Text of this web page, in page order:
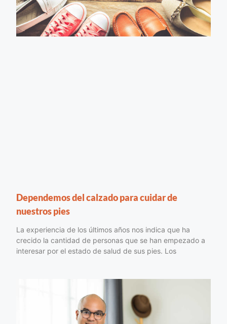
Dependemos del calzado para cuidar de
nuestros pies
La experiencia de los últimos años nos indica que ha
crecido la cantidad de personas que se han empezado a
interesar por el estado de salud de sus pies. Los